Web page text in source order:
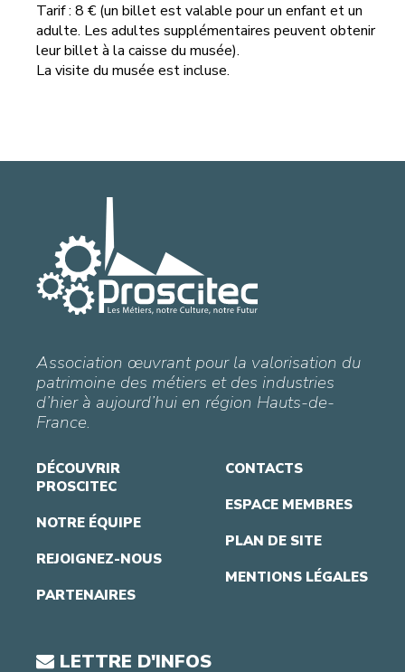
Tarif : 8 € (un billet est valable pour un enfant et un
adulte. Les adultes supplémentaires peuvent obtenir
leur billet à la caisse du musée).
La visite du musée est incluse.
Association œuvrant pour la valorisation du
patrimoine des métiers et des industries
d’hier à aujourd’hui en région Hauts-de-
France.
DÉCOUVRIR
PROSCITEC
NOTRE ÉQUIPE
REJOIGNEZ-NOUS
PARTENAIRES
CONTACTS
ESPACE MEMBRES
PLAN DE SITE
MENTIONS LÉGALES
LETTRE D'INFOS